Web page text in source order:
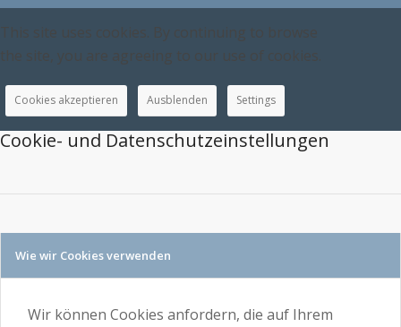
This site uses cookies. By continuing to browse
the site, you are agreeing to our use of cookies.
Cookies akzeptieren Ausblenden Settings
Cookie- und Datenschutzeinstellungen
Wie wir Cookies verwenden
Wir können Cookies anfordern, die auf Ihrem